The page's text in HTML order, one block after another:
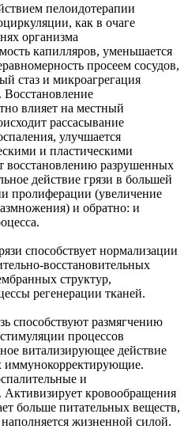
пелоидотерапии
как в очаге
организма
капилляров, уменьшается
просеем сосудов,
стаз и микроагрегация
влияет на местный
рассасывание
улучшается
и пластическими
восстановлению разрушенных
действие грязи в большей
пролиферации (увеличение
и обратно: и
способствует нормализации
восстановительных
структур,
регенерации тканей.
способствуют размягчению
процессов
витализирующее действие
иммунокорректирующие.
и
Активизирует кровообращения
больше питательных веществ,
жизненной силой.